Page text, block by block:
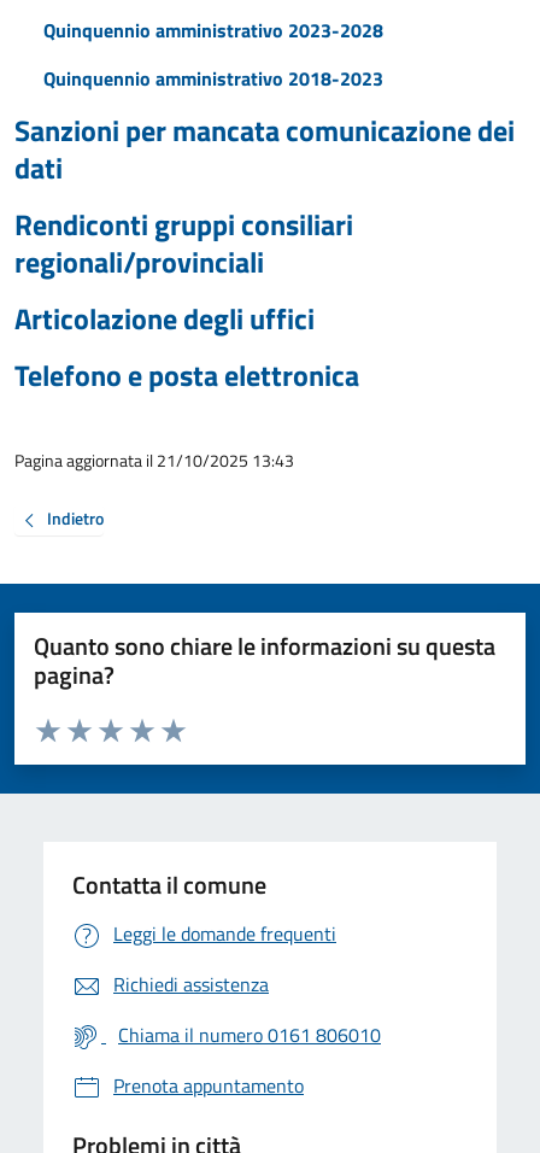
Quinquennio amministrativo 2023-2028
Quinquennio amministrativo 2018-2023
Sanzioni per mancata comunicazione dei
dati
Rendiconti gruppi consiliari
regionali/provinciali
Articolazione degli uffici
Telefono e posta elettronica
Pagina aggiornata il 21/10/2025 13:43
Indietro
Quanto sono chiare le informazioni su questa
pagina?
Valuta da 1 a 5 stelle la pagina
Valuta 5 stelle su 5
Valuta 4 stelle su 5
Valuta 3 stelle su 5
Valuta 2 stelle su 5
Valuta 1 stelle su 5
Contatta il comune
Leggi le domande frequenti
Richiedi assistenza
Chiama il numero 0161 806010
Prenota appuntamento
Problemi in città